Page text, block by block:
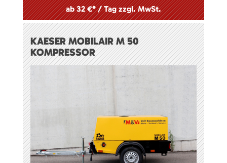
ab 32 €* / Tag zzgl. MwSt.
KAESER MOBILAIR M 50
KOMPRESSOR